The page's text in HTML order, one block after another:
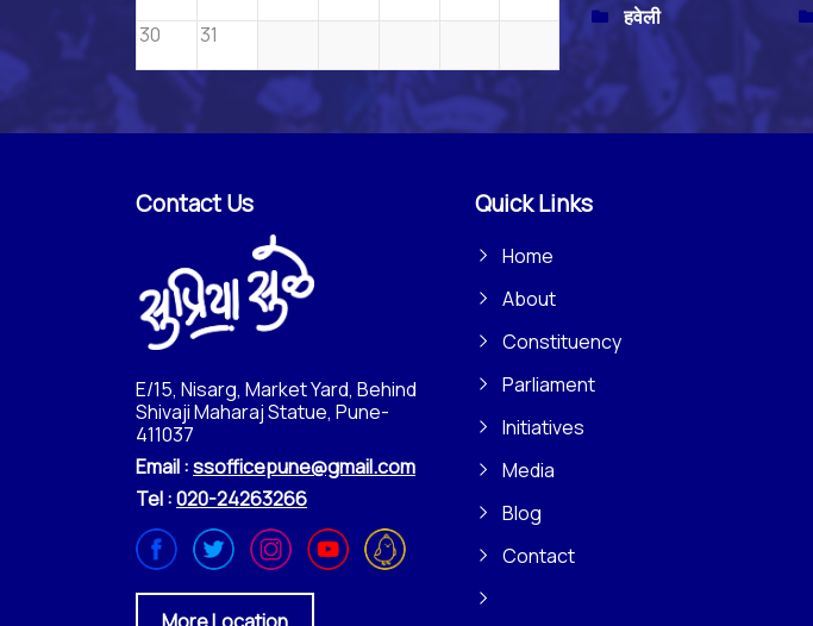
30
31
हवेली
Contact Us
E/15, Nisarg, Market Yard, Behind
Shivaji Maharaj Statue, Pune-
411037
Email :ssofficepune@gmail.com
Tel :020-24263266
Quick Links
Home
About
Constituency
Parliament
Initiatives
Media
Blog
Contact